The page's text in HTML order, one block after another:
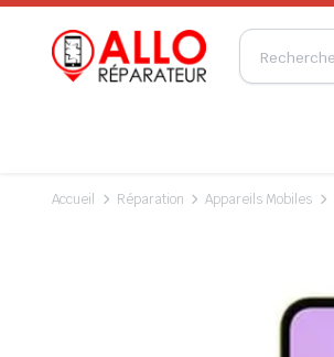
Accueil Réparation Appareils Mobiles